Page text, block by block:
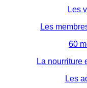
Les
Les
60
La nourriture
Les